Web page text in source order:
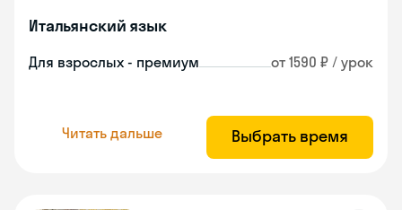
Итальянский язык
Для взрослых - премиум от 1590 ₽ / урок
Читать дальше Выбрать время